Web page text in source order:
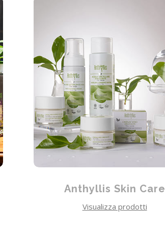
Anthyllis Skin Care
Visualizza prodotti